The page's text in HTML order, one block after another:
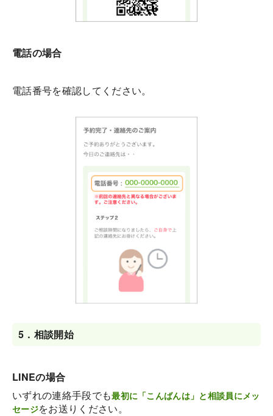
電話の場合
電話番号を確認してください。
5． 相談開始
LINEの場合
いずれの連絡手段でも最初に「こんばんは」と相談員にメッ
セージをお送りください。